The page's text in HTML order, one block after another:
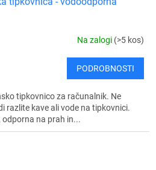
Na zalogi (>5 kos)
PODROBNOSTI
tipkovnico za računalnik. Ne
razlite kave ali vode na tipkovnici.
na prah in...